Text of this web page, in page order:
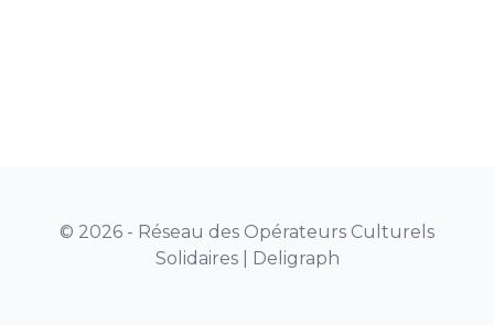
© 2026 - Réseau des Opérateurs Culturels
Solidaires | Deligraph